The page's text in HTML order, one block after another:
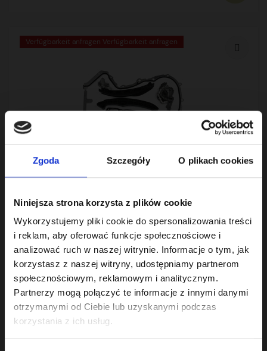
Zgoda Szczegóły O plikach cookies
Niniejsza strona korzysta z plików cookie
Wykorzystujemy pliki cookie do spersonalizowania treści
i reklam, aby oferować funkcje społecznościowe i
analizować ruch w naszej witrynie. Informacje o tym, jak
korzystasz z naszej witryny, udostępniamy partnerom
społecznościowym, reklamowym i analitycznym.
Partnerzy mogą połączyć te informacje z innymi danymi
otrzymanymi od Ciebie lub uzyskanymi podczas
korzystania z ich usług.
Verfügbarkeit anfragen Verfügbarkeit anfragen
0,00 zł
inkl. MwSt.